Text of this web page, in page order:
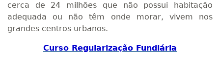
cerca de 24 milhões que não possui habitação
adequada ou não têm onde morar, vivem nos
grandes centros urbanos.
Curso Regularização Fundiária